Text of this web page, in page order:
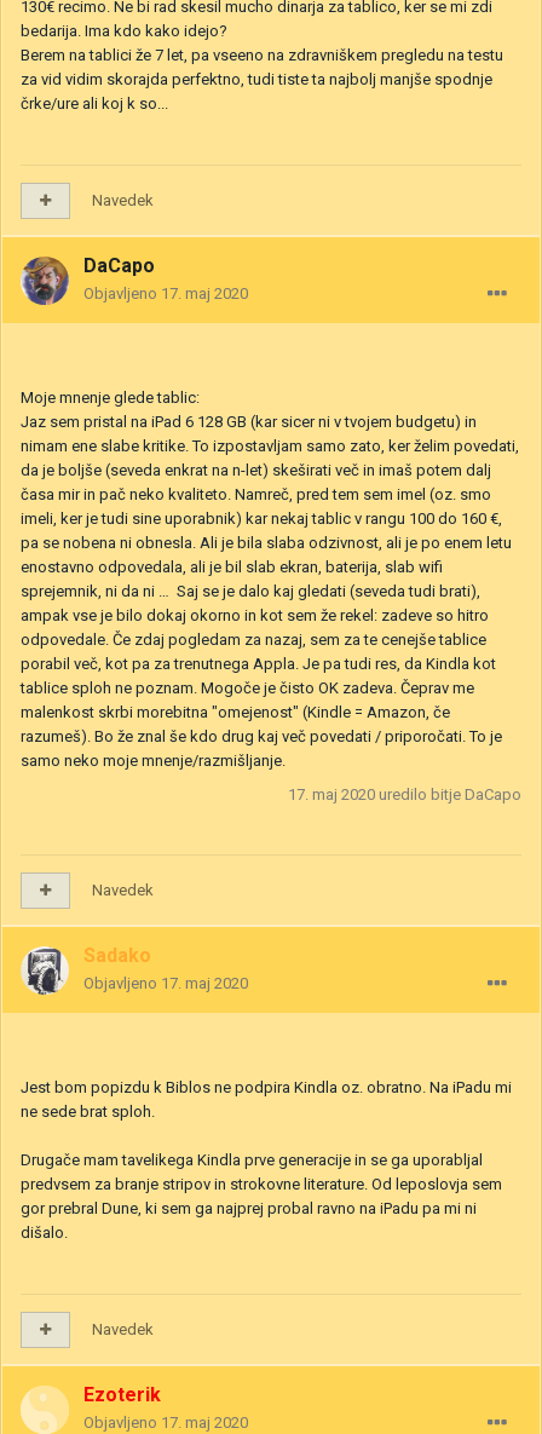
130€ recimo. Ne bi rad skesil mucho dinarja za tablico, ker se mi zdi
bedarija. Ima kdo kako idejo?
Berem na tablici že 7 let, pa vseeno na zdravniškem pregledu na testu
za vid vidim skorajda perfektno, tudi tiste ta najbolj manjše spodnje
črke/ure ali koj k so...
Navedek
DaCapo
Objavljeno 17. maj 2020
Moje mnenje glede tablic:
Jaz sem pristal na iPad 6 128 GB (kar sicer ni v tvojem budgetu) in
nimam ene slabe kritike. To izpostavljam samo zato, ker želim povedati,
da je boljše (seveda enkrat na n-let) skeširati več in imaš potem dalj
časa mir in pač neko kvaliteto. Namreč, pred tem sem imel (oz. smo
imeli, ker je tudi sine uporabnik) kar nekaj tablic v rangu 100 do 160 €,
pa se nobena ni obnesla. Ali je bila slaba odzivnost, ali je po enem letu
enostavno odpovedala, ali je bil slab ekran, baterija, slab wifi
sprejemnik, ni da ni … Saj se je dalo kaj gledati (seveda tudi brati),
ampak vse je bilo dokaj okorno in kot sem že rekel: zadeve so hitro
odpovedale. Če zdaj pogledam za nazaj, sem za te cenejše tablice
porabil več, kot pa za trenutnega Appla. Je pa tudi res, da Kindla kot
tablice sploh ne poznam. Mogoče je čisto OK zadeva. Čeprav me
malenkost skrbi morebitna "omejenost" (Kindle = Amazon, če
razumeš). Bo že znal še kdo drug kaj več povedati / priporočati. To je
samo neko moje mnenje/razmišljanje.
17. maj 2020 uredilo bitje DaCapo
Navedek
Sadako
Objavljeno 17. maj 2020
Jest bom popizdu k Biblos ne podpira Kindla oz. obratno. Na iPadu mi
ne sede brat sploh.
Drugače mam tavelikega Kindla prve generacije in se ga uporabljal
predvsem za branje stripov in strokovne literature. Od leposlovja sem
gor prebral Dune, ki sem ga najprej probal ravno na iPadu pa mi ni
dišalo.
Navedek
Ezoterik
Objavljeno 17. maj 2020